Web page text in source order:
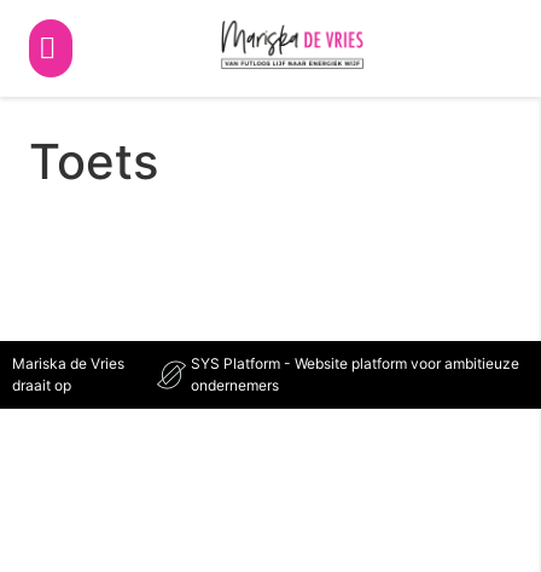
Toets
Mariska de Vries
draait op
SYS Platform - Website platform voor ambitieuze
ondernemers